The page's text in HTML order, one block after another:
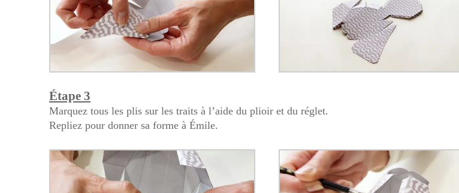
Étape 3
Marquez tous les plis sur les traits à l’aide du plioir et du réglet.
Repliez pour donner sa forme à Émile.